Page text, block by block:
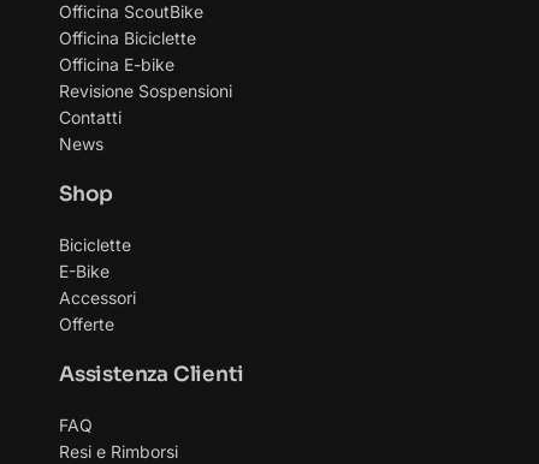
Officina ScoutBike
Officina Biciclette
Officina E-bike
Revisione Sospensioni
Contatti
News
Shop
Biciclette
E-Bike
Accessori
Offerte
Assistenza Clienti
FAQ
Resi e Rimborsi